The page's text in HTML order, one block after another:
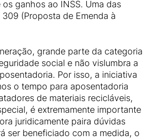
ganhos ao INSS. Uma das
309 (Proposta de Emenda à
grande parte da categoria
social e não vislumbra a
Por isso, a iniciativa
o tempo para aposentadoria
de materiais recicláveis,
é extremamente importante
juridicamente paira dúvidas
ser beneficiado com a medida, o